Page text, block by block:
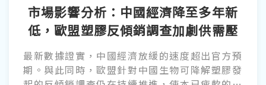
市場影響分析：中國經濟降至多年新
低，歐盟塑膠反傾銷調查加劇供需壓
力
最新數據證實，中國經濟放緩的速度超出官方預
期。與此同時，歐盟針對中國生物可降解塑膠發